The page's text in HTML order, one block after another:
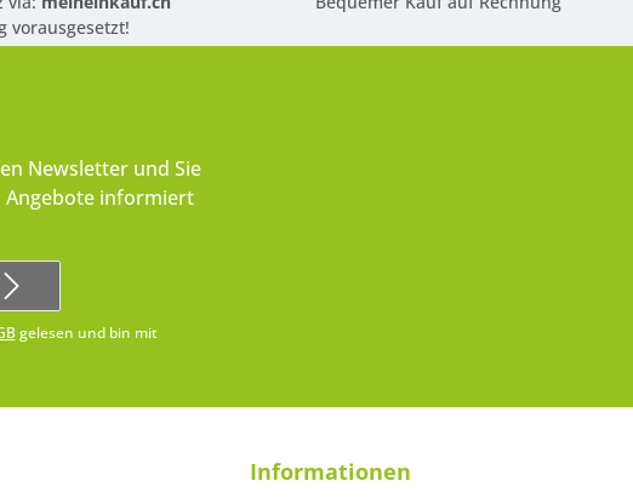
vorausgesetzt!
Newsletter und Sie
Angebote informiert
gelesen und bin mit
Informationen